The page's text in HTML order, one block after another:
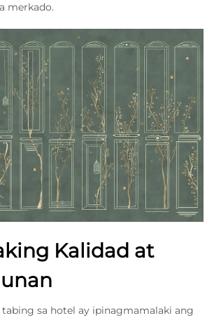
merkado.
Kalidad at
sa hotel ay ipinagmamalaki ang